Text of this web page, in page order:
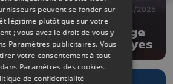
30/01/2025
l'espace aérien belge
problème chez skeyes
peuvent se fonder sur
légitime plutôt que sur votre
; vous avez le droit de vous y
Paramètres publicitaires. Vous
votre consentement à tout
Paramètres des cookies.
de confidentialité